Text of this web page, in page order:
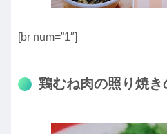
[br num=”1″]
鶏むね肉の照り焼き